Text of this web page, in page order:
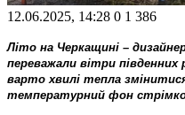
12.06.2025, 14:28 0 1 386
Літо на Черкащині –
переважали вітри південних
варто хвилі тепла
температурний фон стрімко